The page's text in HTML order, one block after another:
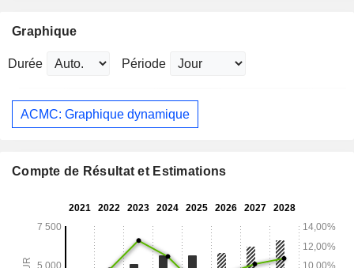
Graphique
Durée Période
ACMC: Graphique dynamique
Compte de Résultat et Estimations